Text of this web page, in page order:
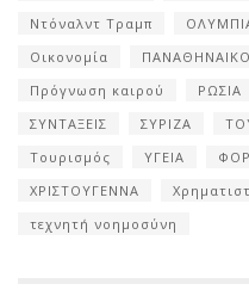
Ντόναλντ Τραμπ
Οικονομία
Πρόγνωση καιρού
ΡΩΣΙΑ
ΣΥΝΤΑΞΕΙΣ
ΣΥΡΙΖΑ
Τουρισμός
ΥΓΕΙΑ
ΧΡΙΣΤΟΥΓΕΝΝΑ
τεχνητή νοημοσύνη